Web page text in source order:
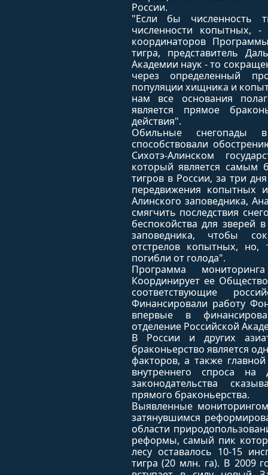
России.
"Если бы численность
численности копытных,
координаторов
тигра, представитель
Академии наук - то
через определенный
популяции хищника и
нам все основания
является прямое
действия".
Обильные снегопады
способствовали
Сихотэ-Алинском
который является самым
тигров в России, за три
передвижения копытных
Алинского заповедника,
смягчить последствия
беспокойства для зверей
заповедника, чтобы
отстрелов копытных,
погибли от голода".
Программа
Координирует ее
соответствующие
Финансировали работу
впервые в
отделение Российской
В России и других
браконьерство является
факторов, а также
внутреннего спроса на
законодательства
прямого браконьерства.
Выявленные
затянувшимся
области
реформы, самый пик
лесу оставалось 10-15
тигра (20 млн. га). В 2009